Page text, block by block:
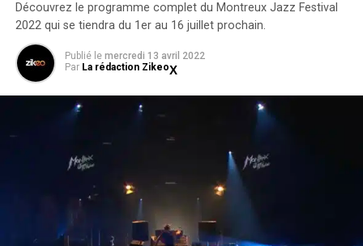
Découvrez le programme complet du Montreux Jazz Festival
2022 qui se tiendra du 1er au 16 juillet prochain.
Publié le mercredi 13 avril 2022
Par La rédaction Zikeo